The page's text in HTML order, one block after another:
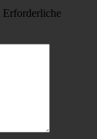
Erforderliche